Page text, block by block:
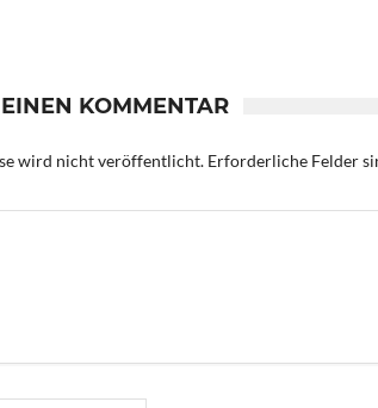
KOMMENTAR
wird nicht veröffentlicht. Erforderliche Felder